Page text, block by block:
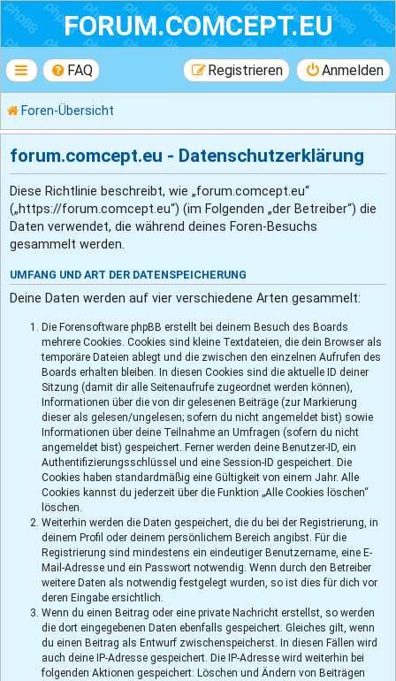
FORUM.COMCEPT.EU
FAQ Anmelden
Registrieren
Foren-Übersicht
forum.comcept.eu - Datenschutzerklärung
Diese Richtlinie beschreibt, wie „forum.comcept.eu“
(„https://forum.comcept.eu“) (im Folgenden „der Betreiber“) die
Daten verwendet, die während deines Foren-Besuchs
gesammelt werden.
UMFANG UND ART DER DATENSPEICHERUNG
Deine Daten werden auf vier verschiedene Arten gesammelt:
Die Forensoftware phpBB erstellt bei deinem Besuch des Boards
mehrere Cookies. Cookies sind kleine Textdateien, die dein Browser als
temporäre Dateien ablegt und die zwischen den einzelnen Aufrufen des
Boards erhalten bleiben. In diesen Cookies sind die aktuelle ID deiner
Sitzung (damit dir alle Seitenaufrufe zugeordnet werden können),
Informationen über die von dir gelesenen Beiträge (zur Markierung
dieser als gelesen/ungelesen; sofern du nicht angemeldet bist) sowie
Informationen über deine Teilnahme an Umfragen (sofern du nicht
angemeldet bist) gespeichert. Ferner werden deine Benutzer-ID, ein
Authentifizierungsschlüssel und eine Session-ID gespeichert. Die
Cookies haben standardmäßig eine Gültigkeit von einem Jahr. Alle
Cookies kannst du jederzeit über die Funktion „Alle Cookies löschen“
löschen.
Weiterhin werden die Daten gespeichert, die du bei der Registrierung, in
deinem Profil oder deinem persönlichem Bereich angibst. Für die
Registrierung sind mindestens ein eindeutiger Benutzername, eine E-
Mail-Adresse und ein Passwort notwendig. Wenn durch den Betreiber
weitere Daten als notwendig festgelegt wurden, so ist dies für dich vor
deren Eingabe ersichtlich.
Wenn du einen Beitrag oder eine private Nachricht erstellst, so werden
die dort eingegebenen Daten ebenfalls gespeichert. Gleiches gilt, wenn
du einen Beitrag als Entwurf zwischenspeicherst. In diesen Fällen wird
auch deine IP-Adresse gespeichert. Die IP-Adresse wird weiterhin bei
folgenden Aktionen gespeichert: Löschen und Ändern von Beiträgen